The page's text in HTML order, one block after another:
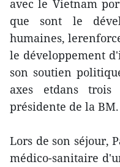
avec le Vietnam
que sont le
humaines,
le développement
son soutien
axes etdans
présidente de la BM.
Lors de son séjour,
médico-sanitaire